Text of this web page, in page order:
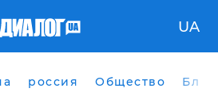
UA
россия Общество